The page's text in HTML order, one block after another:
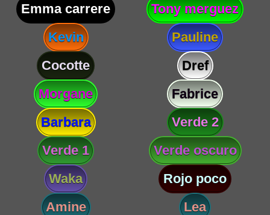
Emma carrere
Tony merguez
Kevin
Pauline
Cocotte
Dref
Morgane
Fabrice
Barbara
Verde 2
Verde 1
Verde oscuro
Waka
Rojo poco
Amine
Lea